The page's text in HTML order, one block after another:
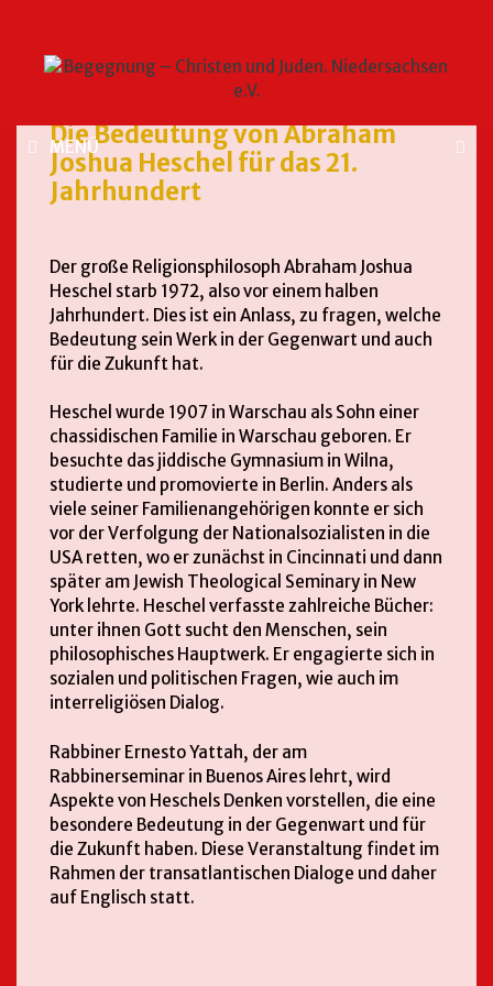
MENÜ
Die Bedeutung von Abraham
Joshua Heschel für das 21.
Jahrhundert
Der große Religionsphilosoph Abraham Joshua
Heschel starb 1972, also vor einem halben
Jahrhundert. Dies ist ein Anlass, zu fragen, welche
Bedeutung sein Werk in der Gegenwart und auch
für die Zukunft hat.
Heschel wurde 1907 in Warschau als Sohn einer
chassidischen Familie in Warschau geboren. Er
besuchte das jiddische Gymnasium in Wilna,
studierte und promovierte in Berlin. Anders als
viele seiner Familienangehörigen konnte er sich
vor der Verfolgung der Nationalsozialisten in die
USA retten, wo er zunächst in Cincinnati und dann
später am Jewish Theological Seminary in New
York lehrte. Heschel verfasste zahlreiche Bücher:
unter ihnen Gott sucht den Menschen, sein
philosophisches Hauptwerk. Er engagierte sich in
sozialen und politischen Fragen, wie auch im
interreligiösen Dialog.
Rabbiner Ernesto Yattah, der am
Rabbinerseminar in Buenos Aires lehrt, wird
Aspekte von Heschels Denken vorstellen, die eine
besondere Bedeutung in der Gegenwart und für
die Zukunft haben. Diese Veranstaltung findet im
Rahmen der transatlantischen Dialoge und daher
auf Englisch statt.